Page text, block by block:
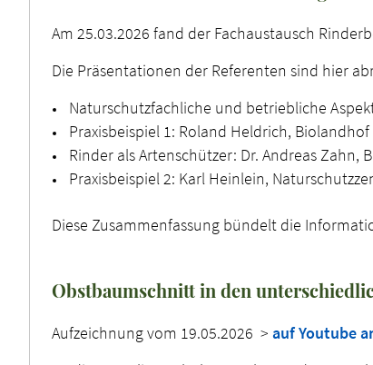
Am 25.03.2026 fand der Fachaustausch
Die Präsentationen der Referenten sind hier
Naturschutzfachliche und betriebliche
Praxisbeispiel 1: Roland Heldrich,
Rinder als Artenschützer: Dr. Andreas Zahn,
Praxisbeispiel 2: Karl Heinlein,
Diese Zusammenfassung bündelt die
Obstbaumschnitt in den
Aufzeichnung vom 19.05.2026 > auf Youtube